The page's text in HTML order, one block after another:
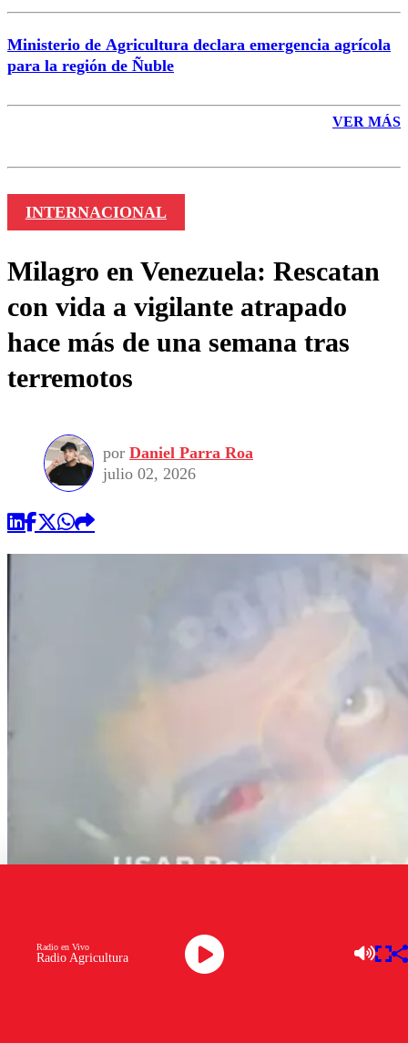
Ministerio de Agricultura declara emergencia agrícola
para la región de Ñuble
VER MÁS
INTERNACIONAL
Milagro en Venezuela: Rescatan
con vida a vigilante atrapado
hace más de una semana tras
terremotos
por Daniel Parra Roa
julio 02, 2026
Radio Agricultura
Radio en Vivo